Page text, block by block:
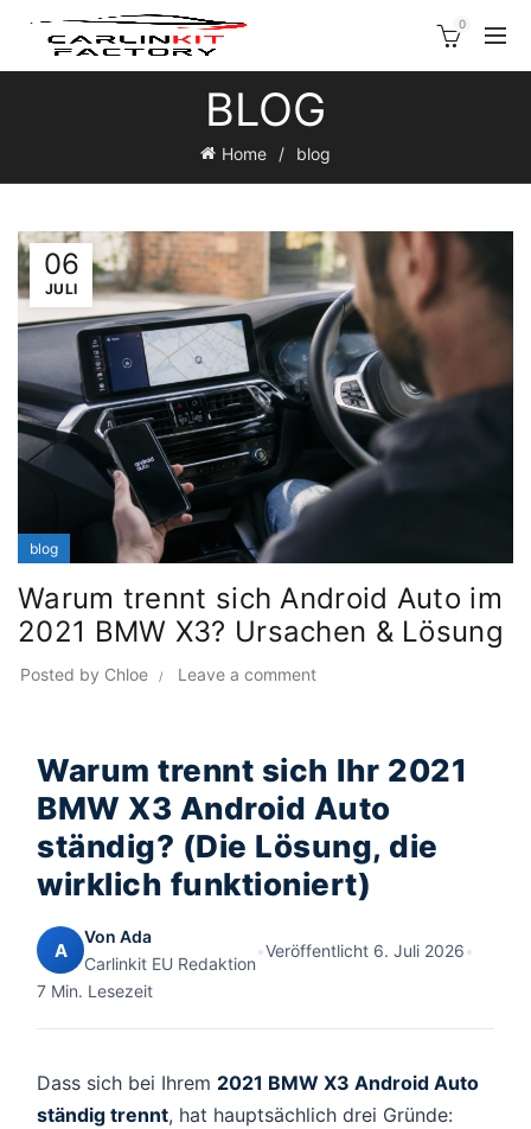
0
BLOG
Home blog
06
JULI
blog
Warum trennt sich Android Auto im
2021 BMW X3? Ursachen & Lösung
Posted by Chloe Leave a comment
Warum trennt sich Ihr 2021
BMW X3 Android Auto
ständig? (Die Lösung, die
wirklich funktioniert)
A
Von Ada
Carlinkit EU Redaktion
•Veröffentlicht 6. Juli 2026•
7 Min. Lesezeit
Dass sich bei Ihrem 2021 BMW X3 Android Auto
ständig trennt, hat hauptsächlich drei Gründe: